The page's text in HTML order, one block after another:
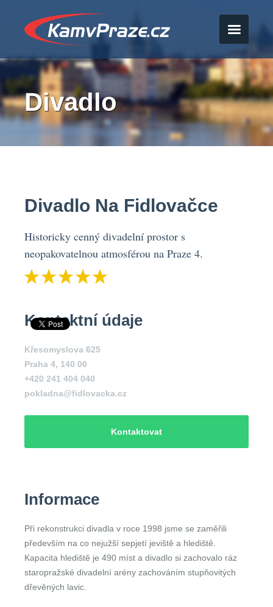
Divadlo
Divadlo Na Fidlovačce
Historicky cenný divadelní prostor s
neopakovatelnou atmosférou na Praze 4.
Kontaktní údaje
Křesomyslova 625
Praha 4, 140 00
+420 241 404 040
pokladna@fidlovacka.cz
Kontaktovat
Informace
Při rekonstrukci divadla v roce 1998 jsme se zaměřili
především na co nejužší sepjetí jeviště a hlediště.
Kapacita hlediště je 490 míst a divadlo si zachovalo ráz
staropražské divadelní arény zachováním stupňovitých
dřevěných lavic.